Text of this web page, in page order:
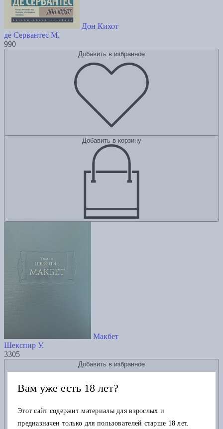
Дон Кихот
де Сервантес М.
990
Добавить в избранное
Добавить в корзину
Макбет
Шекспир У.
3305
Добавить в избранное
Вам уже есть 18 лет?
Этот сайт содержит материалы для взрослых и
предназначен только для пользователей старше 18 лет.